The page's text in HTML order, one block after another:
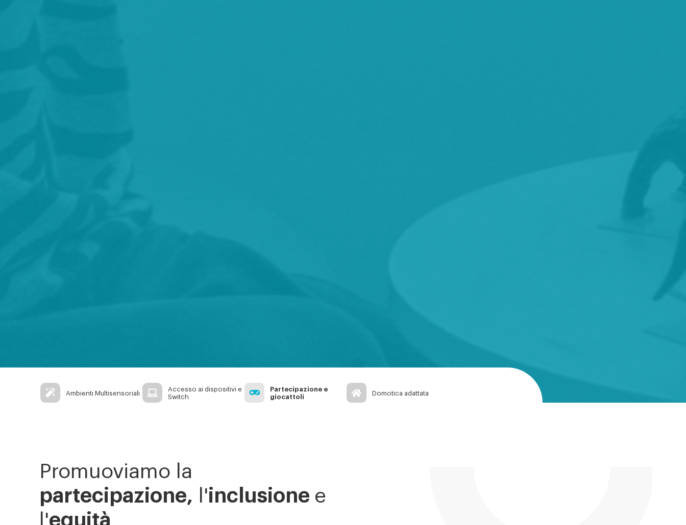
Ambienti Multisensoriali
Accesso ai dispositivi e
Switch
Partecipazione e
giocattoli
Domotica adattata
Promuoviamo la
partecipazione, l'inclusione e
l'equità